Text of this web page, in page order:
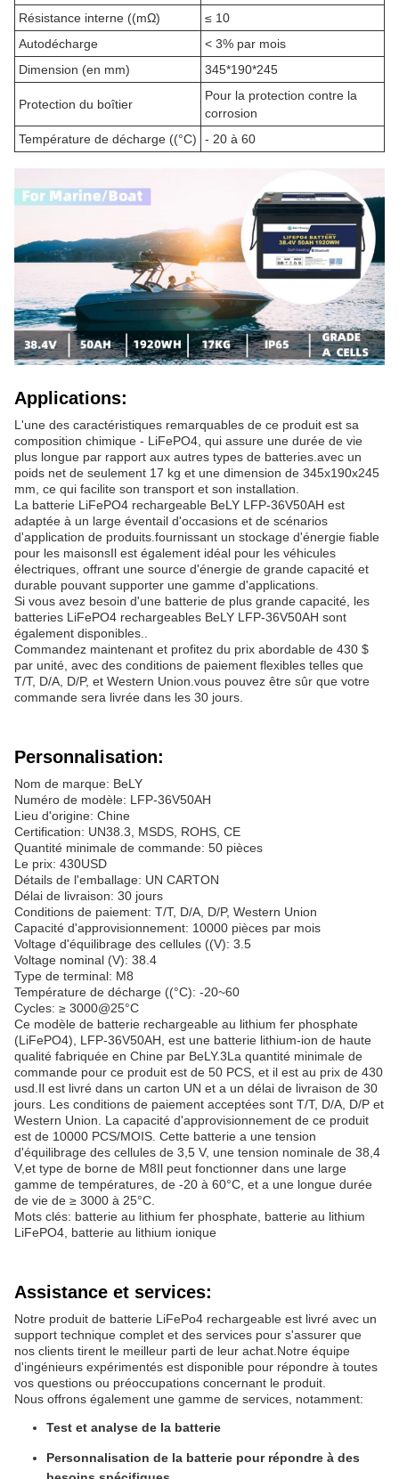
Résistance interne ((mΩ)
≤ 10
Autodécharge
< 3% par mois
Dimension (en mm)
345*190*245
Protection du boîtier
Pour la protection contre la
corrosion
Température de décharge ((°C)
- 20 à 60
Applications:
L'une des caractéristiques remarquables de ce produit est sa
composition chimique - LiFePO4, qui assure une durée de vie
plus longue par rapport aux autres types de batteries.avec un
poids net de seulement 17 kg et une dimension de 345x190x245
mm, ce qui facilite son transport et son installation.
La batterie LiFePO4 rechargeable BeLY LFP-36V50AH est
adaptée à un large éventail d'occasions et de scénarios
d'application de produits.fournissant un stockage d'énergie fiable
pour les maisonsIl est également idéal pour les véhicules
électriques, offrant une source d'énergie de grande capacité et
durable pouvant supporter une gamme d'applications.
Si vous avez besoin d'une batterie de plus grande capacité, les
batteries LiFePO4 rechargeables BeLY LFP-36V50AH sont
également disponibles..
Commandez maintenant et profitez du prix abordable de 430 $
par unité, avec des conditions de paiement flexibles telles que
T/T, D/A, D/P, et Western Union.vous pouvez être sûr que votre
commande sera livrée dans les 30 jours.
Personnalisation:
Nom de marque: BeLY
Numéro de modèle: LFP-36V50AH
Lieu d'origine: Chine
Certification: UN38.3, MSDS, ROHS, CE
Quantité minimale de commande: 50 pièces
Le prix: 430USD
Détails de l'emballage: UN CARTON
Délai de livraison: 30 jours
Conditions de paiement: T/T, D/A, D/P, Western Union
Capacité d'approvisionnement: 10000 pièces par mois
Voltage d'équilibrage des cellules ((V): 3.5
Voltage nominal (V): 38.4
Type de terminal: M8
Température de décharge ((°C): -20~60
Cycles: ≥ 3000@25°C
Ce modèle de batterie rechargeable au lithium fer phosphate
(LiFePO4), LFP-36V50AH, est une batterie lithium-ion de haute
qualité fabriquée en Chine par BeLY.3La quantité minimale de
commande pour ce produit est de 50 PCS, et il est au prix de 430
usd.Il est livré dans un carton UN et a un délai de livraison de 30
jours. Les conditions de paiement acceptées sont T/T, D/A, D/P et
Western Union. La capacité d'approvisionnement de ce produit
est de 10000 PCS/MOIS. Cette batterie a une tension
d'équilibrage des cellules de 3,5 V, une tension nominale de 38,4
V,et type de borne de M8Il peut fonctionner dans une large
gamme de températures, de -20 à 60°C, et a une longue durée
de vie de ≥ 3000 à 25°C.
Mots clés: batterie au lithium fer phosphate, batterie au lithium
LiFePO4, batterie au lithium ionique
Assistance et services:
Notre produit de batterie LiFePo4 rechargeable est livré avec un
support technique complet et des services pour s'assurer que
nos clients tirent le meilleur parti de leur achat.Notre équipe
d'ingénieurs expérimentés est disponible pour répondre à toutes
vos questions ou préoccupations concernant le produit.
Nous offrons également une gamme de services, notamment:
Test et analyse de la batterie
Personnalisation de la batterie pour répondre à des